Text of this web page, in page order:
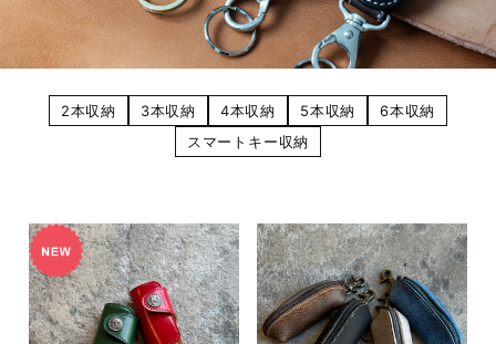
2本収納 3本収納 4本収納 5本収納
6本収納
スマートキー収納